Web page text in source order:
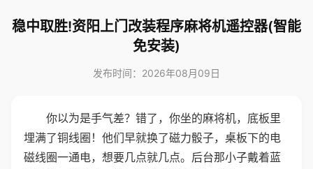
稳中取胜!资阳上门改装程序麻将机遥控器(智能
免安装)
发布时间：2026年08月09日
你以为是手气差？错了，你坐的麻将机，底板里
埋满了铜线圈！他们早就换了磁力骰子，桌板下的电
磁线圈一通电，想要几点就几点。后台那小子戴着蓝